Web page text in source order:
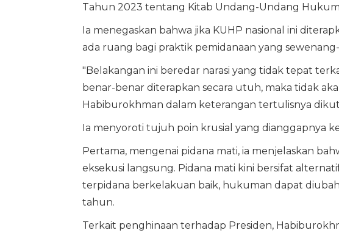
Tahun 2023 tentang Kitab Undang-Undang
Ia menegaskan bahwa jika KUHP nasional ini
ada ruang bagi praktik pemidanaan yang
"Belakangan ini beredar narasi yang tidak tepat
benar-benar diterapkan secara utuh, maka tidak
Habiburokhman dalam keterangan tertulisnya
Ia menyoroti tujuh poin krusial yang dianggapnya
Pertama, mengenai pidana mati, ia menjelaskan
eksekusi langsung. Pidana mati kini bersifat
terpidana berkelakuan baik, hukuman dapat
tahun.
Terkait penghinaan terhadap Presiden,